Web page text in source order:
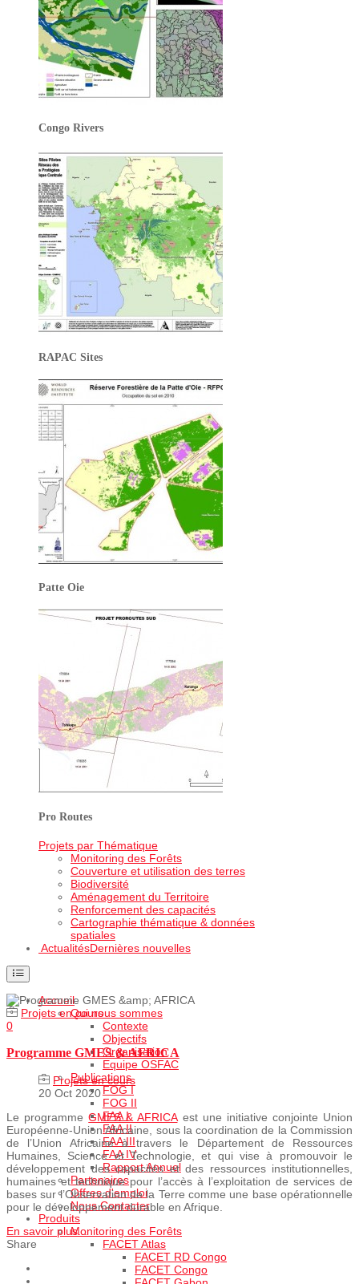
Congo Rivers
RAPAC Sites
Patte Oie
Pro Routes
Projets par Thématique
Monitoring des Forêts
Couverture et utilisation des terres
Biodiversité
Aménagement du Territoire
Renforcement des capacités
Cartographie thématique & données
spatiales
ActualitésDernières nouvelles
Accueil
Qui nous sommes
Contexte
Objectifs
Organisation
Equipe OSFAC
Publications
FOG I
FOG II
FAA I
FAA II
FAA III
FAA IV
Rapport Annuel
Partenaires
Offres d'emploi
Nous Contacter
Produits
Monitoring des Forêts
FACET Atlas
FACET RD Congo
FACET Congo
Projets en cours
0
Programme GMES & AFRICA
Projets en cours
20 Oct 2020
Le programmeGMES & AFRICAest une initiative conjointe Union
Européenne-Union Africaine, sous la coordination de la Commission
de l’Union Africaine à travers le Département de Ressources
Humaines, Science et Technologie, et qui vise à promouvoir le
développement des capacités et des ressources institutionnelles,
humaines et technique pour l’accès à l’exploitation de services de
bases sur l’Observation de la Terre comme une base opérationnelle
pour le développement durable en Afrique.
En savoir plus...
Share